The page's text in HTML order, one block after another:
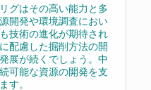
グはその高い能力と多
開発や環境調査におい
技術の進化が期待され
配慮した掘削方法の開
展が続くでしょう。中
可能な資源の開発を支
す。